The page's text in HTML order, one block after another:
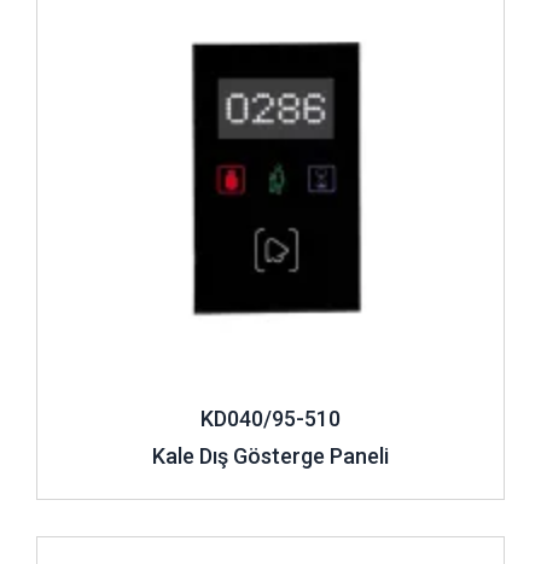
KD040/95-510
Kale Dış Gösterge Paneli